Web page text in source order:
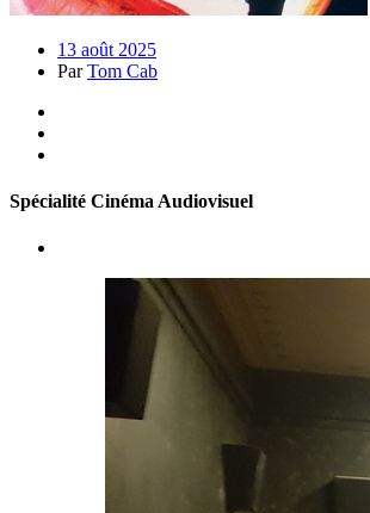
13 août 2025
ParTom Cab
Spécialité Cinéma Audiovisuel